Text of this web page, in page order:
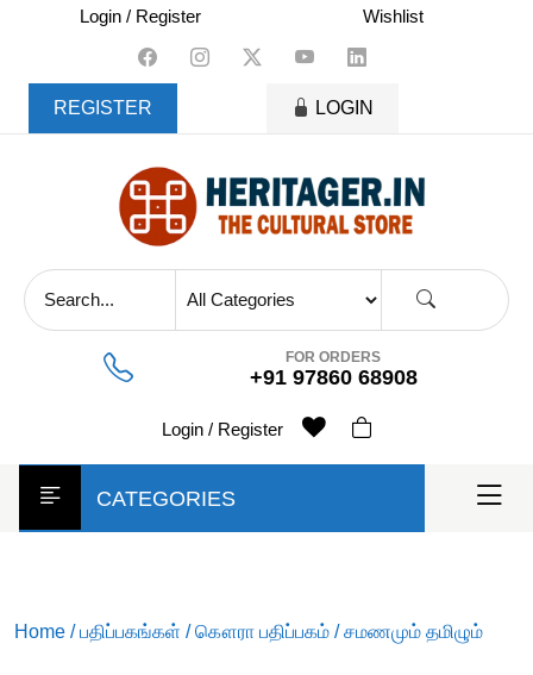
content
Login / Register Wishlist
REGISTER LOGIN
FOR ORDERS
+91 97860 68908
Login / Register
CATEGORIES
Home /பதிப்பகங்கள் /கௌரா பதிப்பகம் / சமணமும் தமிழும்